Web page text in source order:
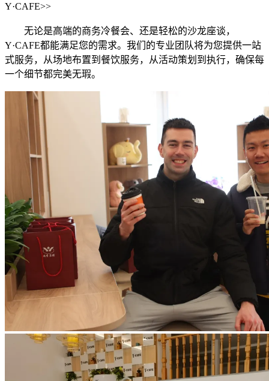
Y·CAFE>>
无论是高端的商务冷餐会、还是轻松的沙龙座谈，
Y·CAFE都能满足您的需求。我们的专业团队将为您提供一站
式服务，从场地布置到餐饮服务，从活动策划到执行，确保每
一个细节都完美无瑕。